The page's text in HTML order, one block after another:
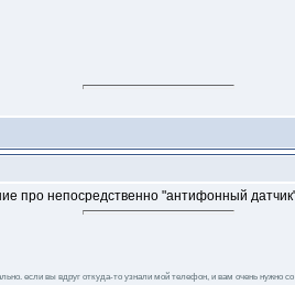
про непосредственно "антифонный
если вы вдруг откуда-то узнали мой телефон, и вам очень нужно